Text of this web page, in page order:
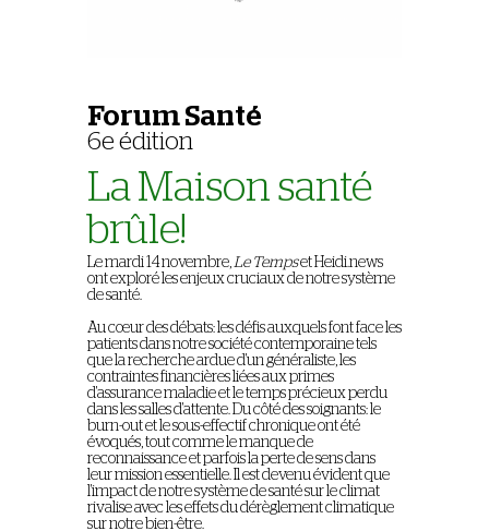
Forum Santé
6e édition
La Maison santé
brûle!
Le mardi 14 novembre,Le Tempset Heidi.news
ont exploré les enjeux cruciaux de notre système
de santé.
Au cœur des débats: les défis auxquels font face les
patients dans notre société contemporaine tels
que la recherche ardue d'un généraliste, les
contraintes financières liées aux primes
d'assurance maladie et le temps précieux perdu
dans les salles d'attente. Du côté des soignants: le
burn-out et le sous-effectif chronique ont été
évoqués, tout comme le manque de
reconnaissance et parfois la perte de sens dans
leur mission essentielle. Il est devenu évident que
l'impact de notre système de santé sur le climat
rivalise avec les effets du dérèglement climatique
sur notre bien-être.